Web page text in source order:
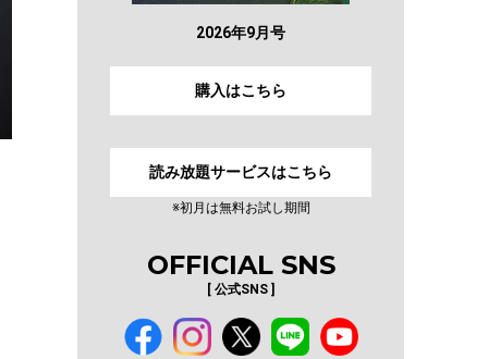
2026年9月号
購入はこちら
読み放題サービスはこちら
※初月は無料お試し期間
OFFICIAL SNS
[ 公式SNS ]